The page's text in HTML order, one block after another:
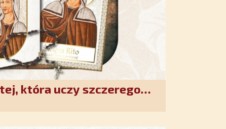
która uczy szczerego
Duchowe wzmocnienie i